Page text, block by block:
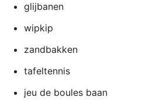
glijbanen
wipkip
zandbakken
tafeltennis
jeu de boules baan